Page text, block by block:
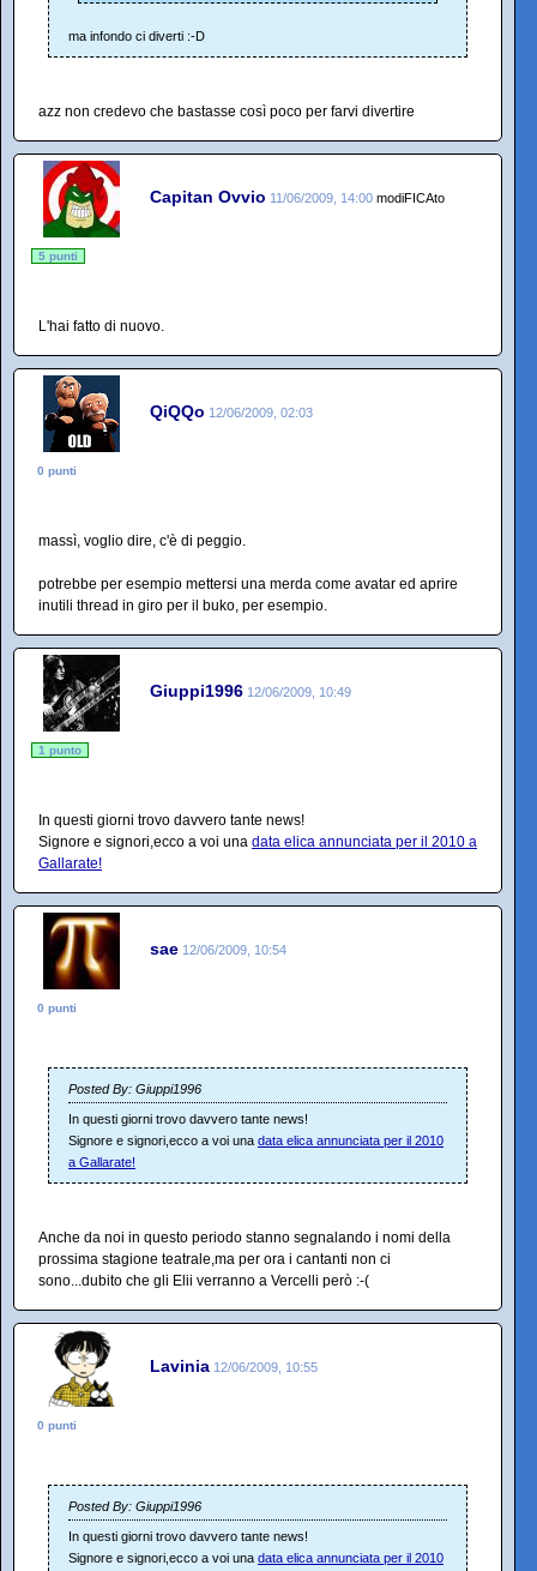
ma infondo ci diverti :-D
azz non credevo che bastasse così poco per farvi divertire
Capitan Ovvio 11/06/2009, 14:00 modiFICAto
5 punti
L'hai fatto di nuovo.
QiQQo 12/06/2009, 02:03
0 punti
massì, voglio dire, c'è di peggio.
potrebbe per esempio mettersi una merda come avatar ed aprire
inutili thread in giro per il buko, per esempio.
Giuppi1996 12/06/2009, 10:49
1 punto
In questi giorni trovo davvero tante news!
Signore e signori,ecco a voi una data elica annunciata per il 2010 a
Gallarate!
sae 12/06/2009, 10:54
0 punti
Posted By: Giuppi1996
In questi giorni trovo davvero tante news!
Signore e signori,ecco a voi una data elica annunciata per il 2010
a Gallarate!
Anche da noi in questo periodo stanno segnalando i nomi della
prossima stagione teatrale,ma per ora i cantanti non ci
sono...dubito che gli Elii verranno a Vercelli però :-(
Lavinia 12/06/2009, 10:55
0 punti
Posted By: Giuppi1996
In questi giorni trovo davvero tante news!
Signore e signori,ecco a voi una data elica annunciata per il 2010